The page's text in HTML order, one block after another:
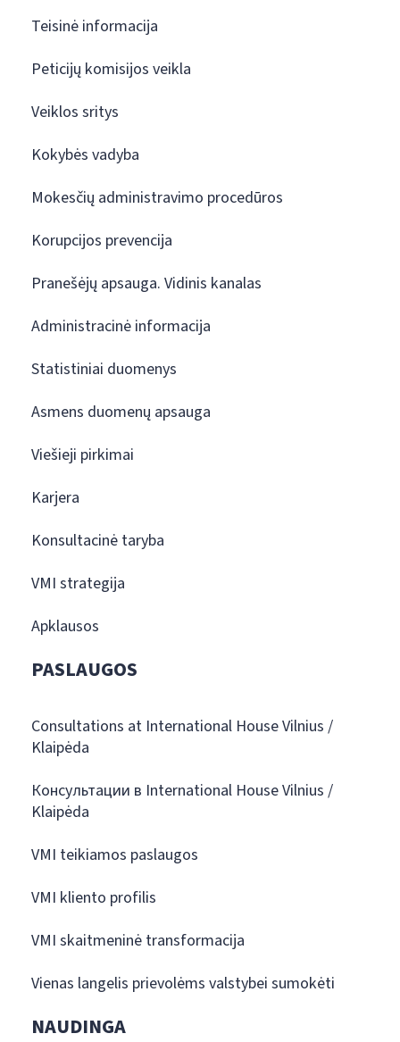
Teisinė informacija
Peticijų komisijos veikla
Veiklos sritys
Kokybės vadyba
Mokesčių administravimo procedūros
Korupcijos prevencija
Pranešėjų apsauga. Vidinis kanalas
Administracinė informacija
Statistiniai duomenys
Asmens duomenų apsauga
Viešieji pirkimai
Karjera
Konsultacinė taryba
VMI strategija
Apklausos
PASLAUGOS
Consultations at International House Vilnius /
Klaipėda
Консультации в International House Vilnius /
Klaipėda
VMI teikiamos paslaugos
VMI kliento profilis
VMI skaitmeninė transformacija
Vienas langelis prievolėms valstybei sumokėti
NAUDINGA